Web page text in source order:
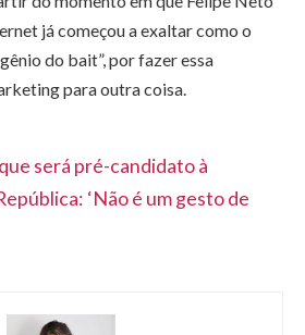
já começou a exaltar como o
do bait”, por fazer essa
para outra coisa.
será pré-candidato à
‘Não é um gesto de